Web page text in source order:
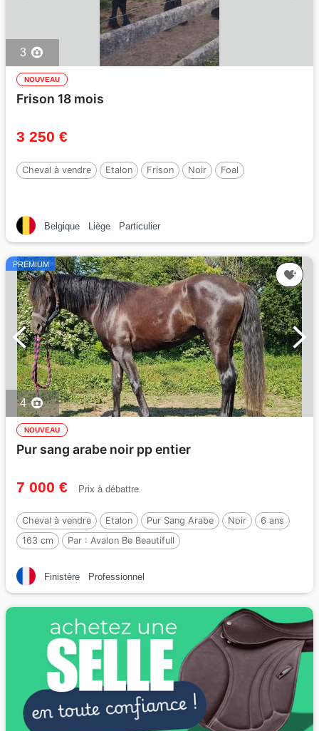
3
NOUVEAU
Frison 18 mois
3 250 €
Cheval à vendre Etalon Frison Noir Foal
Belgique Liège Particulier
PREMIUM
4
NOUVEAU
Pur sang arabe noir pp entier
7 000 € Prix à débattre
Cheval à vendre Etalon Pur Sang Arabe Noir
6 ans
163 cm
Par : Avalon Be Beautifull
Finistère Professionnel